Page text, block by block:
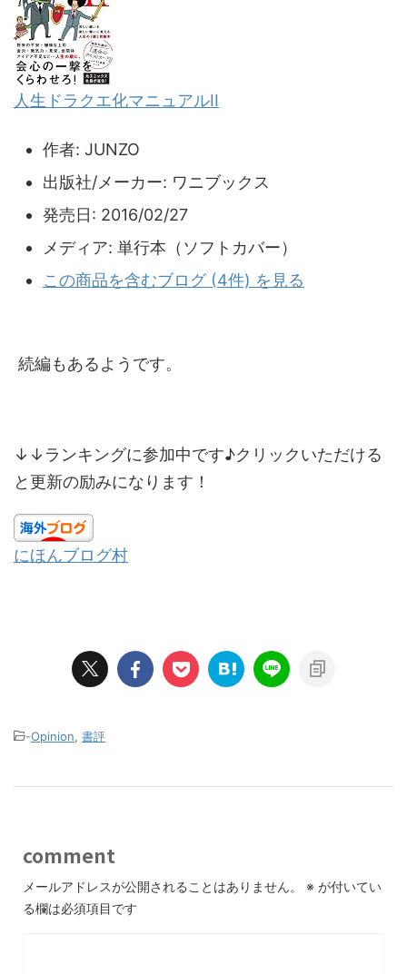
人生ドラクエ化マニュアルII
作者: JUNZO
出版社/メーカー: ワニブックス
発売日: 2016/02/27
メディア: 単行本（ソフトカバー）
この商品を含むブログ (4件) を見る
続編もあるようです。
↓↓ランキングに参加中です♪クリックいただける
と更新の励みになります！
にほんブログ村
-Opinion 書評
comment
メールアドレスが公開されることはありません。 ※ が付いてい
る欄は必須項目です